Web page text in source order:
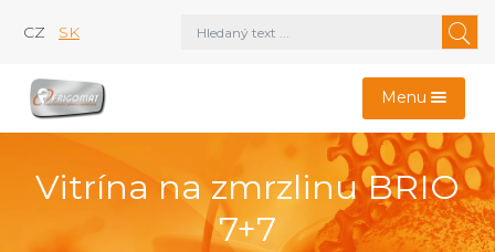
CZ SK
Menu
Vitrína na zmrzlinu BRIO
7+7